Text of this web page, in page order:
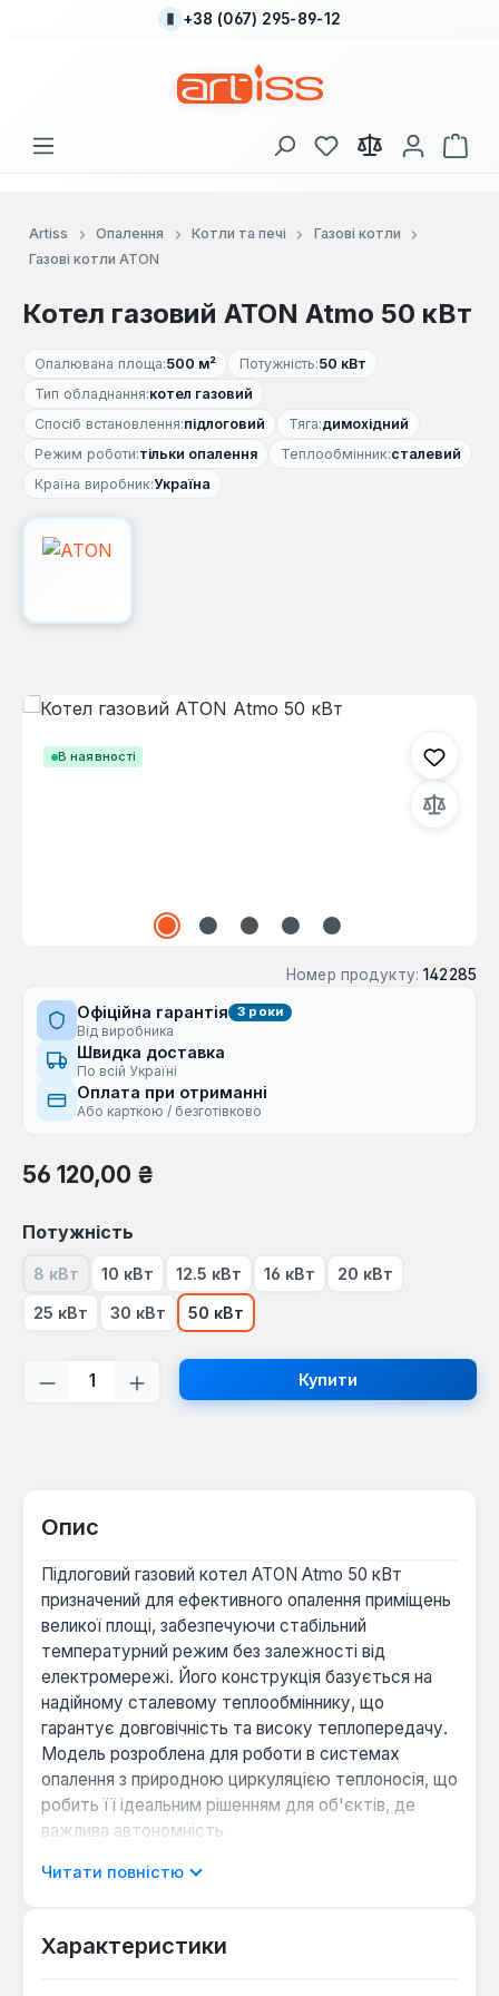
Перейти до основного вмісту
+38 (067) 295-89-12
У вас є 0 у списку
Artiss Опалення Котли та печі
Газові котли
Газові котли ATON
Котел газовий ATON Atmo 50 кВт
Опалювана площа:500 м² Потужність:50 кВт
Тип обладнання:котел газовий
Спосіб встановлення:підлоговий Тяга:димохідний
Режим роботи:тільки опалення Теплообмінник:сталевий
Країна виробник:Україна
В наявності
Пропустити галерею зображень
Номер продукту: 142285
Офіційна гарантія 3 роки
Від виробника
Швидка доставка
По всій Україні
Оплата при отриманні
Або карткою / безготівково
Звичайна ціна:
56 120,00 ₴
Виберіть
Потужність
8 кВт(Ця опція наразі недоступна.)
10 кВт 12.5 кВт 16 кВт 20 кВт
25 кВт 30 кВт 50 кВт
Кількість товару: Введіть потрібну
Купити
Опис
Підлоговий газовий котел ATON Atmo 50 кВт
призначений для ефективного опалення приміщень
великої площі, забезпечуючи стабільний
температурний режим без залежності від
електромережі. Його конструкція базується на
надійному сталевому теплообміннику, що
гарантує довговічність та високу теплопередачу.
Модель розроблена для роботи в системах
опалення з природною циркуляцією теплоносія, що
робить її ідеальним рішенням для об'єктів, де
важлива автономність.
продуктів горіння через стаціонарний димохід.
Читати повністю
Характеристики